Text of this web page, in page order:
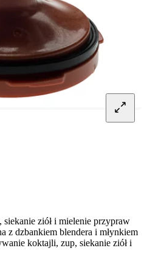
ziół i mielenie przypraw
z dzbankiem blendera i młynkiem
koktajli, zup, siekanie ziół i